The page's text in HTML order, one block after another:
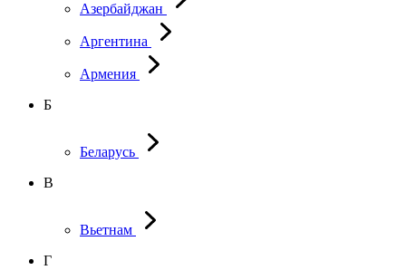
Азербайджан
Аргентина
Армения
Б
Беларусь
В
Вьетнам
Г